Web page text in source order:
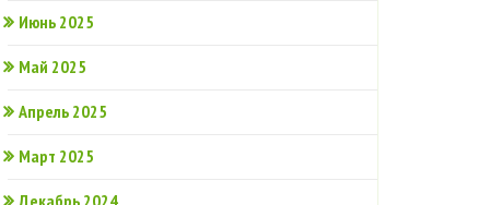
Июнь 2025
Май 2025
Апрель 2025
Март 2025